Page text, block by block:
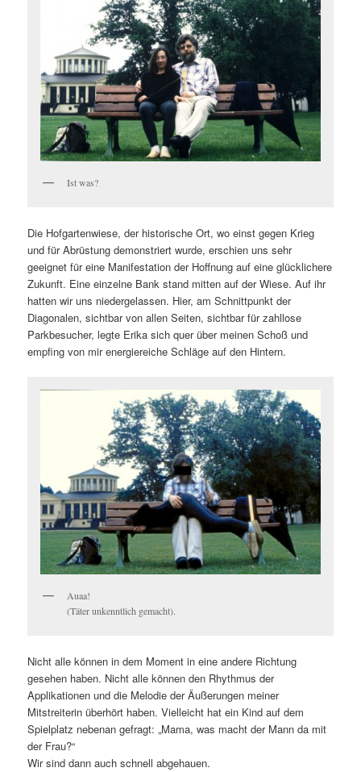
Ist was?
Die Hofgartenwiese, der historische Ort, wo einst gegen Krieg
und für Abrüstung demonstriert wurde, erschien uns sehr
geeignet für eine Manifestation der Hoffnung auf eine glücklichere
Zukunft. Eine einzelne Bank stand mitten auf der Wiese. Auf ihr
hatten wir uns niedergelassen. Hier, am Schnittpunkt der
Diagonalen, sichtbar von allen Seiten, sichtbar für zahllose
Parkbesucher, legte Erika sich quer über meinen Schoß und
empfing von mir energiereiche Schläge auf den Hintern.
Auaa!
(Täter unkenntlich gemacht).
Nicht alle können in dem Moment in eine andere Richtung
gesehen haben. Nicht alle können den Rhythmus der
Applikationen und die Melodie der Äußerungen meiner
Mitstreiterin überhört haben. Vielleicht hat ein Kind auf dem
Spielplatz nebenan gefragt: „Mama, was macht der Mann da mit
der Frau?“
Wir sind dann auch schnell abgehauen.